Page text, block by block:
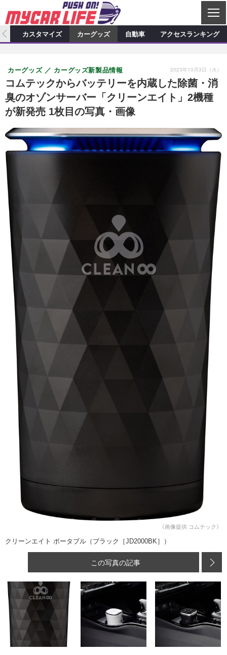
C
L
S
カーオーディオ
プロショップ検索 ショップ訪問記
カーオーディオニュース デモカー製作記
その他
カスタマイズ特集記事 カスタマイズ新製品情報
カスタマイズニュース
カーグッズ
カーグッズ特集記事 カーグッズ新製品情報
カーグッズニュース
自動車
スクープ
カスタマイズ カーグッズ 自動車 アクセスランキング
コムテックからバッテリーを内蔵した除菌・消
臭のオゾンサーバー「クリーンエイト」2機種
が新発売 1枚目の写真・画像
カーグッズ カーグッズ新製品情報 2023年10月3日（火）
《画像提供 コムテック》
クリーンエイト ポータブル（ブラック［JD2000BK］）
この写真の記事